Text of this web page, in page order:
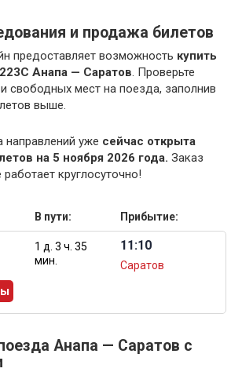
и продажа билетов
предоставляет возможность купить
Анапа — Саратов. Проверьте
свободных мест на поезда, заполнив
выше.
уже сейчас открыта
на 5 ноября 2026 года. Заказ
круглосуточно!
В пути: Прибытие:
1 д. 3 ч. 35
мин.
11:10
Саратов
Анапа — Саратов с